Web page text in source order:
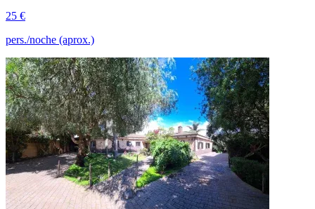
25 €
pers./noche (aprox.)